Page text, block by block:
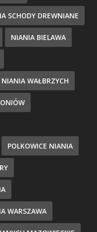
SCHODY DREWNIANE
NIANIA BIELAWA
NIANIA WAŁBRZYCH
POLKOWICE NIANIA
WARSZAWA